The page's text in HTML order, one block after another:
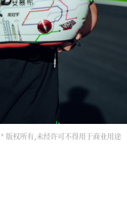
* 版权所有,未经许可不得用于商业用途